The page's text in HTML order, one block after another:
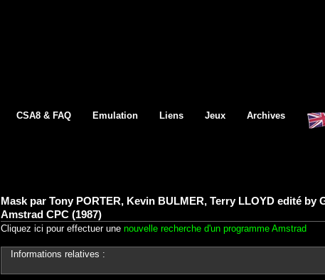
CSA8 & FAQ Emulation Liens Jeux Archives
Mask par Tony PORTER, Kevin BULMER, Terry LLOYD edité
Amstrad CPC (1987)
Cliquez ici pour effectuer une nouvelle recherche d'un programme Amstrad
Informations relatives :